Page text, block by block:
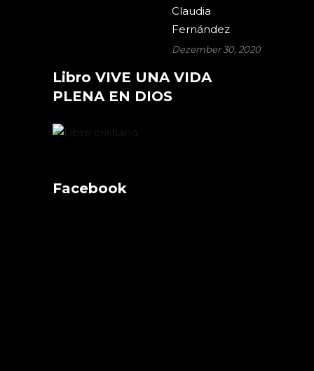
Claudia
Fernández
Dezember 30, 2020
Libro VIVE UNA VIDA
PLENA EN DIOS
Facebook